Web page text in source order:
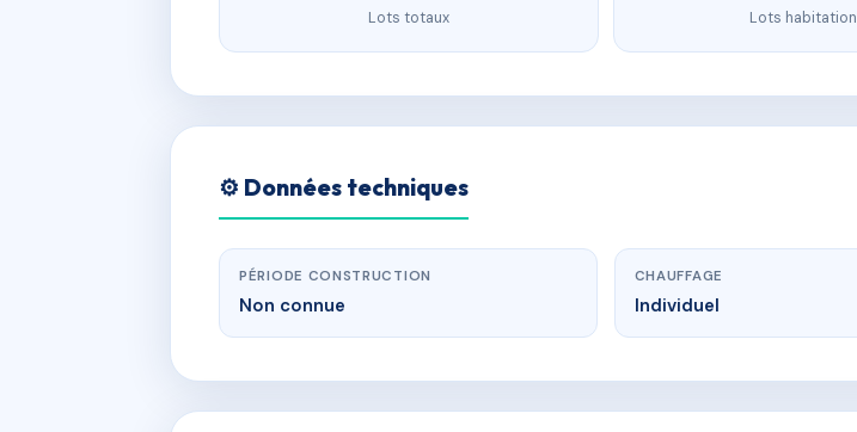
Lots totaux Lots habitation
⚙️ Données techniques
PÉRIODE CONSTRUCTION
Non connue
CHAUFFAGE
Individuel